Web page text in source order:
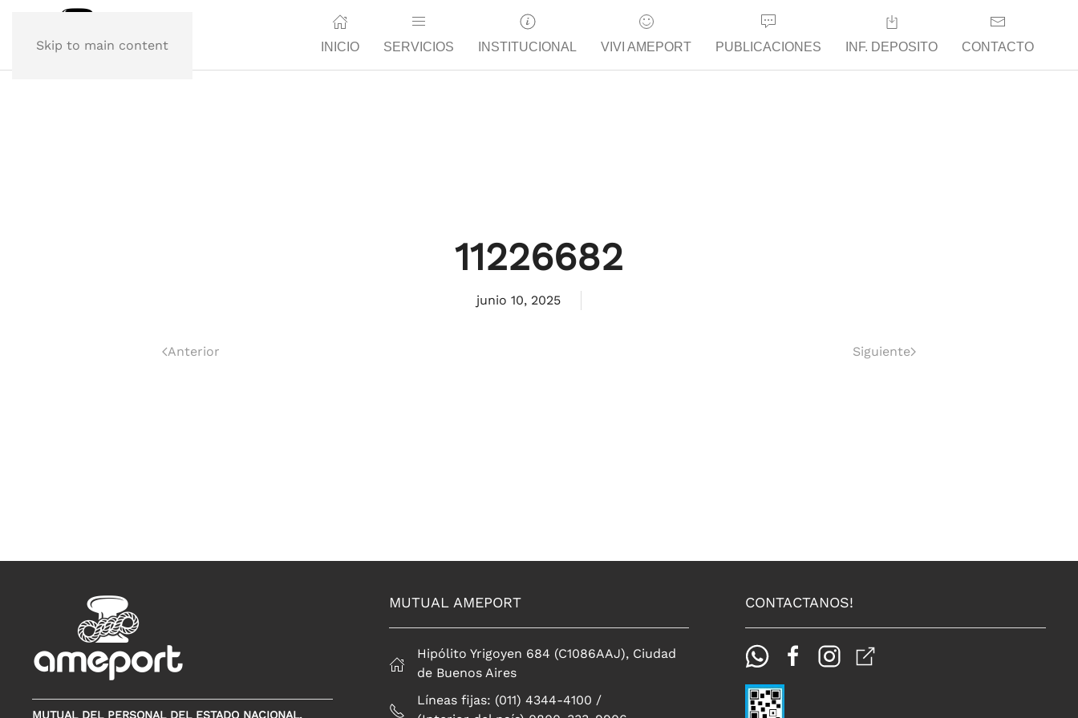
Skip to main content INICIO SERVICIOS INSTITUCIONAL VIVI AMEPORT PUBLICACIONES INF. DEPOSITO CONTACTO
11226682
junio 10, 2025
Anterior Siguiente
MUTUAL DEL PERSONAL DEL ESTADO NACIONAL,
MUTUAL AMEPORT
Hipólito Yrigoyen 684 (C1086AAJ), Ciudad
de Buenos Aires
Líneas fijas: (011) 4344-4100 /
CONTACTANOS!